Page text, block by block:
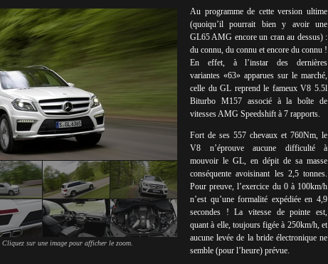
sur une image pour afficher le zoom.
Au programme de cette version ultime
(quoiqu’il pourrait bien y avoir une
GL65 AMG encore un cran au dessus) :
du connu, du connu et encore du connu !
En effet, à l’instar des dernières
variantes «63» apparues sur le marché,
celle du GL reprend le fameux V8 5.5l
Biturbo M157 associé à la boîte de
vitesses AMG Speedshift à 7 rapports.
Fort de ses 557 chevaux et 760Nm, le
V8 n’éprouve aucune difficulté à
mouvoir le GL, en dépit de sa masse
conséquente avoisinant les 2,5 tonnes.
Pour preuve, l’exercice du 0 à 100km/h
n’est qu’une formalité expédiée en 4,9
secondes ! La vitesse de pointe est,
quant à elle, toujours figée à 250km/h, et
aucune levée de la bride électronique ne
semble (pour l’heure) prévue.